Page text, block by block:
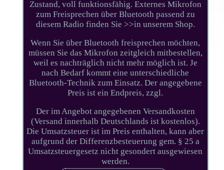
Zustand, voll funktionsfähig. Externes Mikrofon
zum Freisprechen über Bluetooth passend zu
diesem Radio finden Sie >>in unserem Shop.
Wenn Sie über Bluetooth freisprechen möchten,
müssen Sie das Mikrofon zeitgleich mitbestellen,
weil es nachträglich nicht mehr möglich ist. Je
nach Bedarf kommt eine unterschiedliche
Bluetooth-Technik zum Einsatz. Der angegebene
Preis ist ein Endpreis, zzgl.
Der im Angebot angegebenen Versandkosten
(Versand innerhalb Deutschlands ist kostenlos).
Die Umsatzsteuer ist im Preis enthalten, kann aber
aufgrund der Differenzbesteuerung gem. § 25 a
Umsatzsteuergesetz nicht gesondert ausgewiesen
werden.